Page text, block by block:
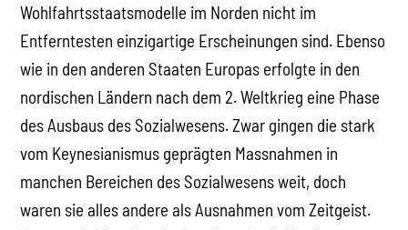
Wohlfahrtsstaatsmodelle im Norden nicht im
Entferntesten einzigartige Erscheinungen sind. Ebenso
wie in den anderen Staaten Europas erfolgte in den
nordischen Ländern nach dem 2. Weltkrieg eine Phase
des Ausbaus des Sozialwesens. Zwar gingen die stark
vom Keynesianismus geprägten Massnahmen in
manchen Bereichen des Sozialwesens weit, doch
waren sie alles andere als Ausnahmen vom Zeitgeist.